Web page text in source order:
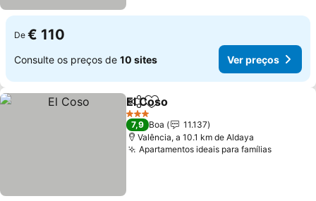
De € 110
Consulte os preços de 10 sites Ver preços
PartilharAdicionar aos favoritos
El Coso
3 Estrelas
7,9 Boa
11.137
Valência, a 10.1 km de Aldaya
Apartamentos ideais para famíliasVer